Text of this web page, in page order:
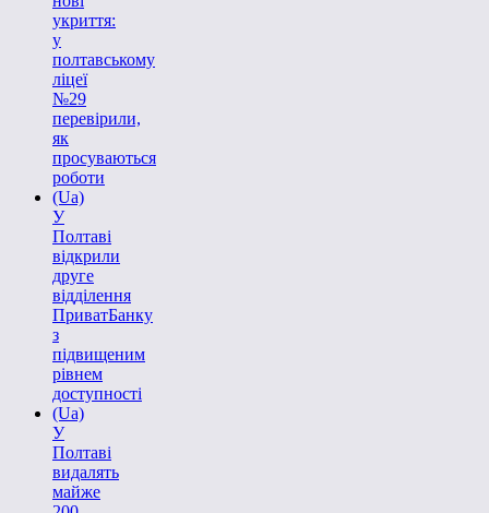
укриття:
у
полтавському
ліцеї
№29
перевірили,
як
просуваються
роботи
(Ua)
У
Полтаві
відкрили
друге
відділення
ПриватБанку
з
підвищеним
рівнем
доступності
(Ua)
У
Полтаві
видалять
майже